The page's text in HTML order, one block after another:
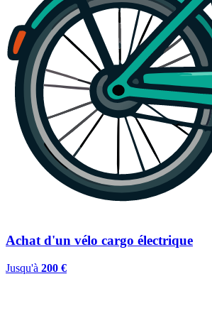
Achat d'un vélo cargo électrique
Jusqu'à 200 €